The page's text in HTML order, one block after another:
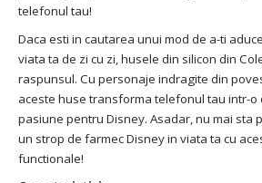
telefonul tau!
Daca esti in cautarea unui mod de a-ti
viata ta de zi cu zi, husele din silicon din
raspunsul. Cu personaje indragite din
aceste huse transforma telefonul tau intr-o
pasiune pentru Disney. Asadar, nu mai sta
un strop de farmec Disney in viata ta cu
functionale!